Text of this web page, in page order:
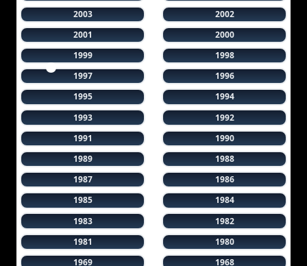
2003
2002
2001
2000
1999
1998
1997
1996
1995
1994
1993
1992
1991
1990
1989
1988
1987
1986
1985
1984
1983
1982
1981
1980
1969
1968